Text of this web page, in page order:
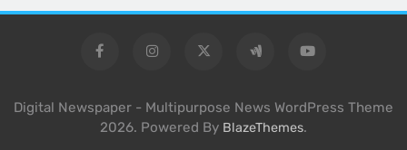
Digital Newspaper - Multipurpose News WordPress Theme
2026. Powered By BlazeThemes.